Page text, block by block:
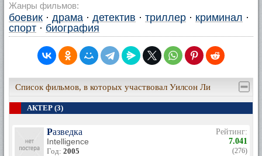
Жанры фильмов:
боевик · драма · детектив · триллер · криминал ·
спорт · биография
Список фильмов, в которых участвовал Уилсон Ли
АКТЕР (3)
Разведка
Intelligence
Год: 2005
Рейтинг:
7.041
(276)